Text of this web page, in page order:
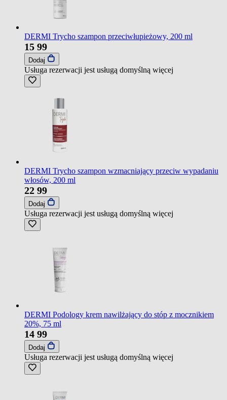
DERMI Trycho szampon przeciwłupieżowy, 200 ml
15 99
Dodaj
Usługa rezerwacji jest usługą domyślną więcej
DERMI Trycho szampon wzmacniający przeciw wypadaniu
włosów, 200 ml
22 99
Dodaj
Usługa rezerwacji jest usługą domyślną więcej
DERMI Podology krem nawilżający do stóp z mocznikiem
20%, 75 ml
14 99
Dodaj
Usługa rezerwacji jest usługą domyślną więcej